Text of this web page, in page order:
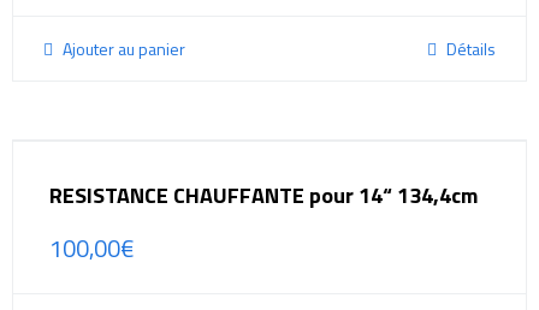
Ajouter au panier Détails
RESISTANCE CHAUFFANTE pour 14“ 134,4cm
100,00€